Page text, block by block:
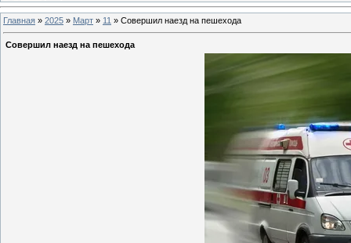
Главная » 2025 » Март » 11 » Совершил наезд на пешехода
Совершил наезд на пешехода